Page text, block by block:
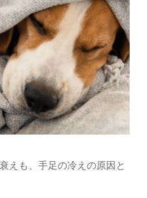
えも、手足の冷えの原因と